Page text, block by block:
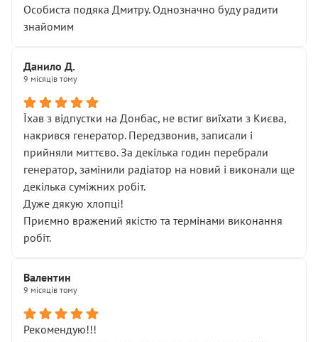
Особиста подяка Дмитру. Однозначно буду радити
знайомим
Данило Д.
9 місяців тому
Їхав з відпустки на Донбас, не встиг виїхати з Києва,
накрився генератор. Передзвонив, записали і
прийняли миттєво. За декілька годин перебрали
генератор, замінили радіатор на новий і виконали ще
декілька суміжних робіт.
Дуже дякую хлопці!
Приємно вражений якістю та термінами виконання
робіт.
Валентин
9 місяців тому
Рекомендую!!!